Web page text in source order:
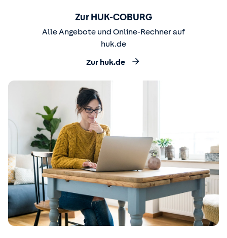
Zur HUK-COBURG
Alle Angebote und Online-Rechner auf
huk.de
Zur huk.de